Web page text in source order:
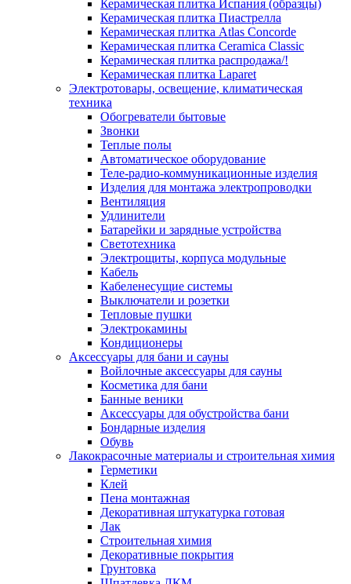
Керамическая плитка Испания (образцы)
Керамическая плитка Пиастрелла
Керамическая плитка Atlas Concorde
Керамическая плитка Ceramica Classic
Керамическая плитка распродажа/!
Керамическая плитка Laparet
Электротовары, освещение, климатическая
техника
Обогреватели бытовые
Звонки
Теплые полы
Автоматическое оборудование
Теле-радио-коммуникационные изделия
Изделия для монтажа электропроводки
Вентиляция
Удлинители
Батарейки и зарядные устройства
Светотехника
Электрощиты, корпуса модульные
Кабель
Кабеленесущие системы
Выключатели и розетки
Тепловые пушки
Электрокамины
Кондиционеры
Аксессуары для бани и сауны
Войлочные аксессуары для сауны
Косметика для бани
Банные веники
Аксессуары для обустройства бани
Бондарные изделия
Обувь
Лакокрасочные материалы и строительная химия
Герметики
Клей
Пена монтажная
Декоративная штукатурка готовая
Лак
Строительная химия
Декоративные покрытия
Грунтовка